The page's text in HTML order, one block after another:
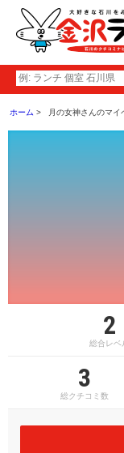
ホーム 月の女神さんのマイ
2
総合レベ
3
総クチコミ数